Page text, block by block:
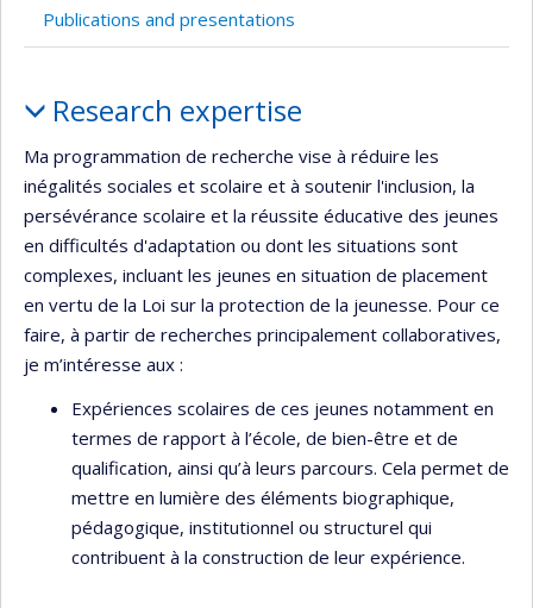
recruiting
Publications and presentations
Research expertise
Ma programmation de recherche vise à réduire les
inégalités sociales et scolaire et à soutenir l'inclusion, la
persévérance scolaire et la réussite éducative des jeunes
en difficultés d'adaptation ou dont les situations sont
complexes, incluant les jeunes en situation de placement
en vertu de la Loi sur la protection de la jeunesse. Pour ce
faire, à partir de recherches principalement collaboratives,
je m’intéresse aux :
Expériences scolaires de ces jeunes notamment en
termes de rapport à l’école, de bien-être et de
qualification, ainsi qu’à leurs parcours. Cela permet de
mettre en lumière des éléments biographique,
pédagogique, institutionnel ou structurel qui
contribuent à la construction de leur expérience.